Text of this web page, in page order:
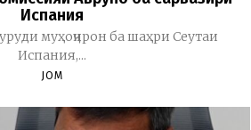
Испания
муҳоҷирон ба шаҳри Сеутаи
Испания,...
JOM